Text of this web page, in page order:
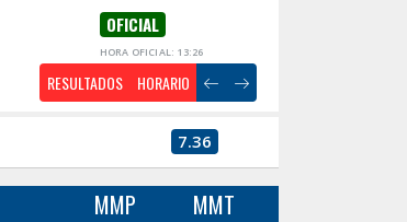
OFICIAL
HORA OFICIAL: 13:26
RESULTADOS HORARIO
7.36
MMP MMT